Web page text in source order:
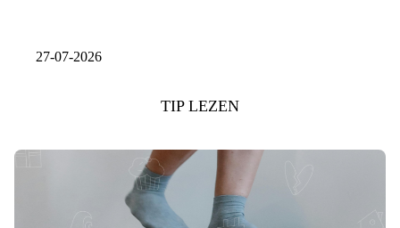
27-07-2026
TIP LEZEN